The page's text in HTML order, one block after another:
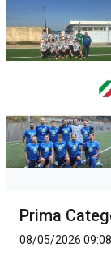
Prima
08/05/2026 09:08